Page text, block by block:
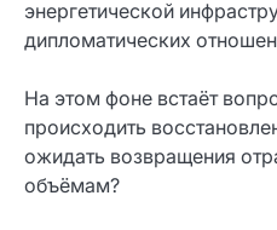
энергетической
дипломатических
На этом фоне встаёт
происходить
ожидать возвращения
объёмам?